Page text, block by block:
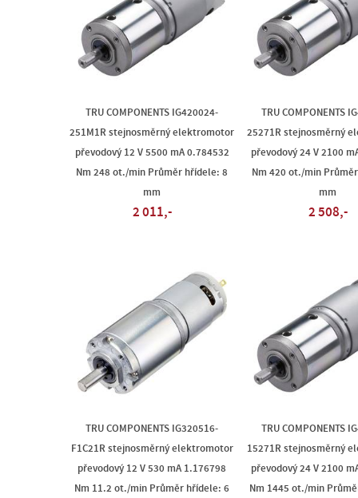
TRU COMPONENTS IG420024-
251M1R stejnosměrný elektromotor
převodový 12 V 5500 mA 0.784532
Nm 248 ot./min Průměr hřídele: 8
mm
2 011,-
TRU COMPONENTS
25271R stejnosměrný
převodový 24 V 2100
Nm 420 ot./min
mm
2 508,-
TRU COMPONENTS IG320516-
F1C21R stejnosměrný elektromotor
převodový 12 V 530 mA 1.176798
Nm 11.2 ot./min Průměr hřídele: 6
TRU COMPONENTS
15271R stejnosměrný
převodový 24 V 2100
Nm 1445 ot./min